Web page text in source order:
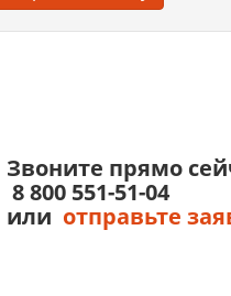
Звоните прямо
8 800 551-51-04
или отправьте